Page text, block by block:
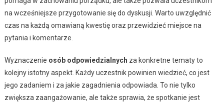
na wcześniejsze przygotowanie się do dyskusji. Warto uwzględnić
czas na każdą omawianą kwestię oraz przewidzieć miejsce na
pytania i komentarze.
Wyznaczenie osób odpowiedzialnych za konkretne tematy to
kolejny istotny aspekt. Każdy uczestnik powinien wiedzieć, co jest
jego zadaniem i za jakie zagadnienia odpowiada. To nie tylko
zwiększa zaangażowanie, ale także sprawia, że spotkanie jest